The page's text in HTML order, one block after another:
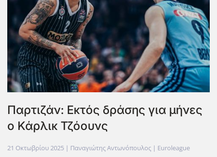
Παρτιζάν: Εκτός δράσης για μήνες
ο Κάρλικ Τζόουνς
21 Οκτωβρίου 2025 | Παναγιώτης Αντωνόπουλος | Euroleague